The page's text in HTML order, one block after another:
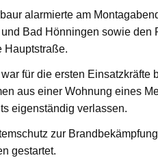
alarmierte am
Bad Hönningen sowie den
Hauptstraße.
für die ersten
aus einer Wohnung eines
eigenständig verlassen.
zur
gestartet.